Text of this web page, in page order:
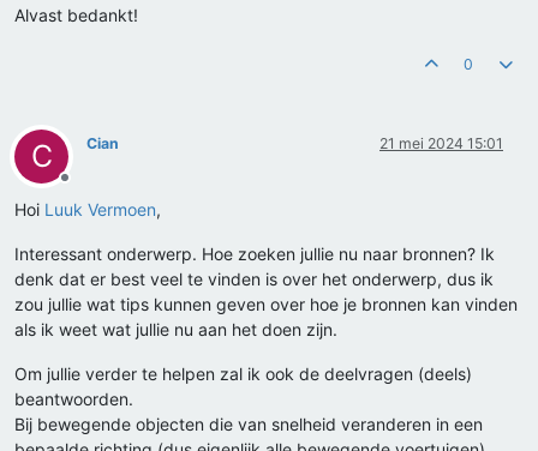
Alvast bedankt!
0
C
Offline
Cian 21 mei 2024 15:01
Hoi Luuk Vermoen,
Interessant onderwerp. Hoe zoeken jullie nu naar bronnen? Ik
denk dat er best veel te vinden is over het onderwerp, dus ik
zou jullie wat tips kunnen geven over hoe je bronnen kan vinden
als ik weet wat jullie nu aan het doen zijn.
Om jullie verder te helpen zal ik ook de deelvragen (deels)
beantwoorden.
Bij bewegende objecten die van snelheid veranderen in een